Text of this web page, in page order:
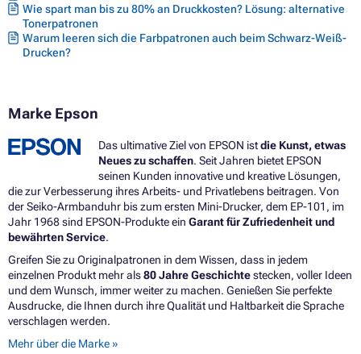
Wie spart man bis zu 80% an Druckkosten? Lösung: alternative
Tonerpatronen
Warum leeren sich die Farbpatronen auch beim Schwarz-Weiß-
Drucken?
Marke Epson
Das ultimative Ziel von EPSON istdie Kunst, etwas
Neues zu schaffen. Seit Jahren bietet EPSON
seinen Kunden innovative und kreative Lösungen,
die zur Verbesserung ihres Arbeits- und Privatlebens beitragen. Von
der Seiko-Armbanduhr bis zum ersten Mini-Drucker, dem EP-101, im
Jahr 1968 sind EPSON-Produkte ein Garant für Zufriedenheit und
bewährten Service.
Greifen Sie zu Originalpatronen in dem Wissen, dass in jedem
einzelnen Produkt mehr als80 Jahre Geschichtestecken, voller Ideen
und dem Wunsch, immer weiter zu machen. Genießen Sie perfekte
Ausdrucke, die Ihnen durch ihre Qualität und Haltbarkeit die Sprache
verschlagen werden.
Mehr über die Marke »